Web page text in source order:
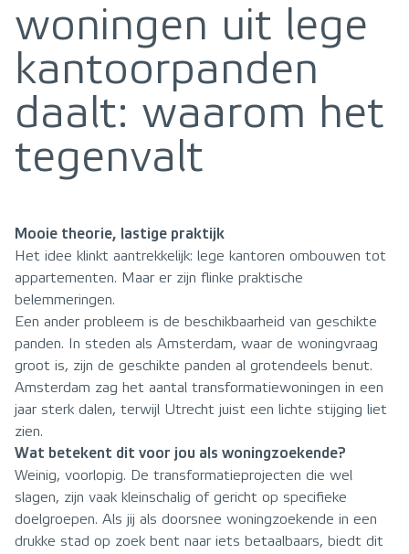
woningen uit lege
kantoorpanden
daalt: waarom het
tegenvalt
Mooie theorie, lastige praktijk
Het idee klinkt aantrekkelijk: lege kantoren ombouwen tot
appartementen. Maar er zijn flinke praktische
belemmeringen.
Een ander probleem is de beschikbaarheid van geschikte
panden. In steden als Amsterdam, waar de woningvraag
groot is, zijn de geschikte panden al grotendeels benut.
Amsterdam zag het aantal transformatiewoningen in een
jaar sterk dalen, terwijl Utrecht juist een lichte stijging liet
zien.
Wat betekent dit voor jou als woningzoekende?
Weinig, voorlopig. De transformatieprojecten die wel
slagen, zijn vaak kleinschalig of gericht op specifieke
doelgroepen. Als jij als doorsnee woningzoekende in een
drukke stad op zoek bent naar iets betaalbaars, biedt dit